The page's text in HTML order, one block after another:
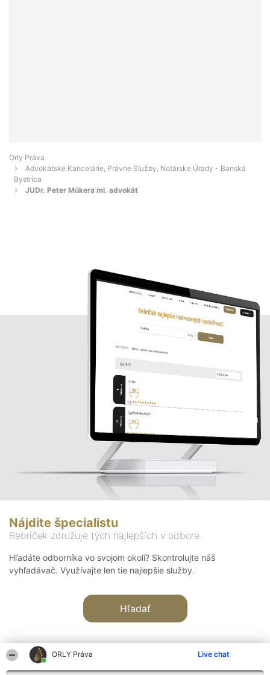
ORLY Práva Live chat
Orly Práva
Advokátske Kancelárie, Právne Služby, Notárske Úrady - Banská
Bystrica
JUDr. Peter Múkera ml. advokát
Nájdite špecialistu
Rebríček združuje tých najlepších v odbore
Hľadáte odborníka vo svojom okolí? Skontrolujte náš
vyhľadávač. Využívajte len tie najlepšie služby.
Hľadať